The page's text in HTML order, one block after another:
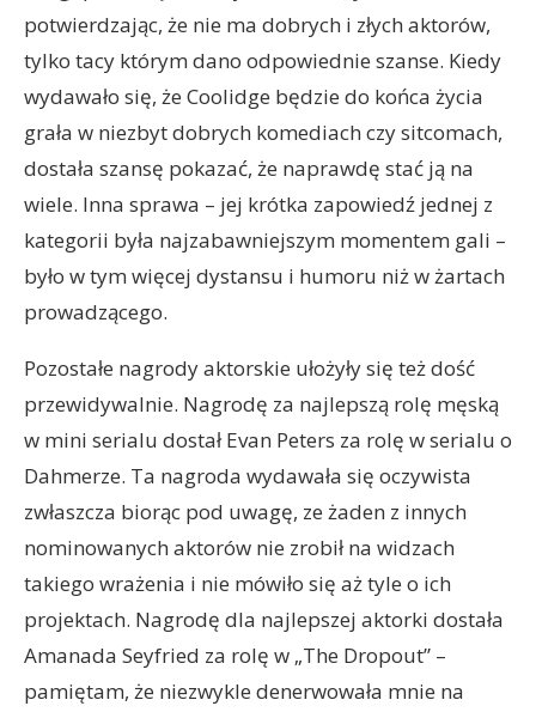
potwierdzając, że nie ma dobrych i złych aktorów,
tylko tacy którym dano odpowiednie szanse. Kiedy
wydawało się, że Coolidge będzie do końca życia
grała w niezbyt dobrych komediach czy sitcomach,
dostała szansę pokazać, że naprawdę stać ją na
wiele. Inna sprawa – jej krótka zapowiedź jednej z
kategorii była najzabawniejszym momentem gali –
było w tym więcej dystansu i humoru niż w żartach
prowadzącego.
Pozostałe nagrody aktorskie ułożyły się też dość
przewidywalnie. Nagrodę za najlepszą rolę męską
w mini serialu dostał Evan Peters za rolę w serialu o
Dahmerze. Ta nagroda wydawała się oczywista
zwłaszcza biorąc pod uwagę, ze żaden z innych
nominowanych aktorów nie zrobił na widzach
takiego wrażenia i nie mówiło się aż tyle o ich
projektach. Nagrodę dla najlepszej aktorki dostała
Amanada Seyfried za rolę w „The Dropout” –
pamiętam, że niezwykle denerwowała mnie na